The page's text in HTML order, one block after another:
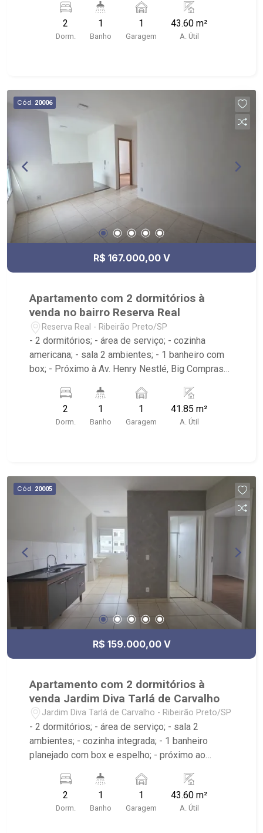
horas, academia, piscina, quadra esportiva, salão
de festas e playground; - Próximo ao espetinho
pedra branca, Supermercado Rodrigues, Pizzaria
2
Dorm.
1
Banho
1
Garagem
43.60 m²
A. Útil
Cód. 20006
R$ 167.000,00 V
Apartamento com 2 dormitórios à
venda no bairro Reserva Real
Reserva Real - Ribeirão Preto/SP
- 2 dormitórios; - área de serviço; - cozinha
americana; - sala 2 ambientes; - 1 banheiro com
box; - Próximo à Av. Henry Nestlé, Big Compras
venda, compra e locação. - Sinta-se em casa na
Ribeirão Imóveis, afinal Somos e Vivemos
Ribeirão: - funcionários capacitados; - processos
Locação, imobiliária é Ribeirão Imóveis - sede na
Av. Professor João Fiusa;
2
Dorm.
1
Banho
1
Garagem
41.85 m²
A. Útil
Cód. 20005
R$ 159.000,00 V
Apartamento com 2 dormitórios à
venda Jardim Diva Tarlá de Carvalho
Jardim Diva Tarlá de Carvalho - Ribeirão Preto/SP
- 2 dormitórios; - área de serviço; - sala 2
ambientes; - cozinha integrada; - 1 banheiro
planejado com box e espelho; - próximo ao
Ribeirão Imóveis, referência em venda, compra e
locação. - Sinta-se em casa na Ribeirão Imóveis,
afinal Somos e Vivemos Ribeirão: - funcionários
2
Dorm.
1
Banho
1
Garagem
43.60 m²
A. Útil